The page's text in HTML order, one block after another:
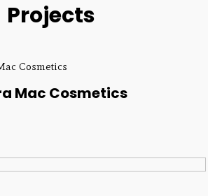
Projects
Mac Cosmetics